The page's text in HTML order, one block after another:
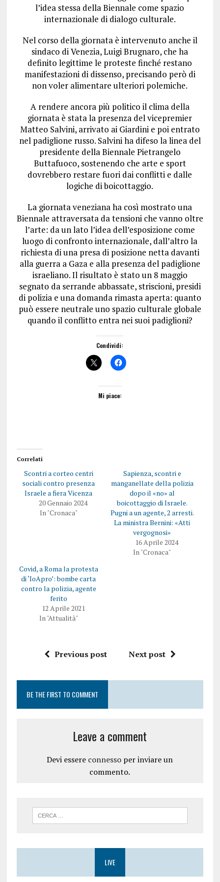
l’idea stessa della Biennale come spazio
internazionale di dialogo culturale.
Nel corso della giornata è intervenuto anche il
sindaco di Venezia, Luigi Brugnaro, che ha
definito legittime le proteste finché restano
manifestazioni di dissenso, precisando però di
non voler alimentare ulteriori polemiche.
A rendere ancora più politico il clima della
giornata è stata la presenza del vicepremier
Matteo Salvini, arrivato ai Giardini e poi entrato
nel padiglione russo. Salvini ha difeso la linea del
presidente della Biennale Pietrangelo
Buttafuoco, sostenendo che arte e sport
dovrebbero restare fuori dai conflitti e dalle
logiche di boicottaggio.
La giornata veneziana ha così mostrato una
Biennale attraversata da tensioni che vanno oltre
l’arte: da un lato l’idea dell’esposizione come
luogo di confronto internazionale, dall’altro la
richiesta di una presa di posizione netta davanti
alla guerra a Gaza e alla presenza del padiglione
israeliano. Il risultato è stato un 8 maggio
segnato da serrande abbassate, striscioni, presidi
di polizia e una domanda rimasta aperta: quanto
può essere neutrale uno spazio culturale globale
quando il conflitto entra nei suoi padiglioni?
Condividi:
Mi piace:
Correlati
Scontri a corteo centri
sociali contro presenza
Israele a fiera Vicenza
20 Gennaio 2024
In "Cronaca"
Sapienza, scontri e
manganellate della polizia
dopo il «no» al
boicottaggio di Israele.
Pugni a un agente, 2 arresti.
La ministra Bernini: «Atti
vergognosi»
16 Aprile 2024
In "Cronaca"
Covid, a Roma la protesta
di ‘IoApro’: bombe carta
contro la polizia, agente
ferito
12 Aprile 2021
In "Attualità"
Previous post Next post
BE THE FIRST TO COMMENT
Leave a comment
Devi essere connesso per inviare un
commento.
LIVE